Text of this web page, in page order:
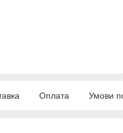
Оплата Умови